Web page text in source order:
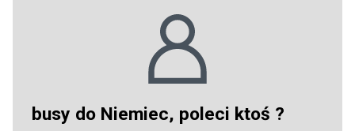
busy do Niemiec, poleci ktoś ?